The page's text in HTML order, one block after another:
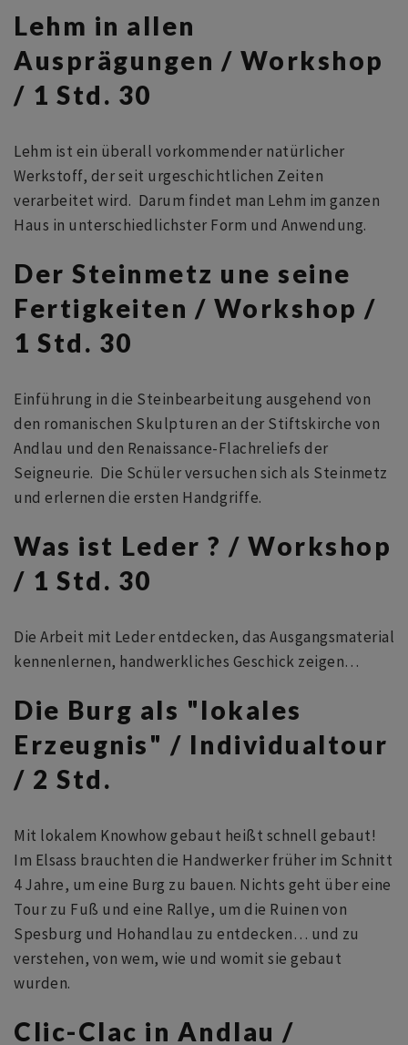
Lehm in allen
Ausprägungen / Workshop
/ 1 Std. 30
Lehm ist ein überall vorkommender natürlicher
Werkstoff, der seit urgeschichtlichen Zeiten
verarbeitet wird. Darum findet man Lehm im ganzen
Haus in unterschiedlichster Form und Anwendung.
Der Steinmetz une seine
Fertigkeiten / Workshop /
1 Std. 30
Einführung in die Steinbearbeitung ausgehend von
den romanischen Skulpturen an der Stiftskirche von
Andlau und den Renaissance-Flachreliefs der
Seigneurie. Die Schüler versuchen sich als Steinmetz
und erlernen die ersten Handgriffe.
Was ist Leder ? / Workshop
/ 1 Std. 30
Die Arbeit mit Leder entdecken, das Ausgangsmaterial
kennenlernen, handwerkliches Geschick zeigen…
Die Burg als "lokales
Erzeugnis" / Individualtour
/ 2 Std.
Mit lokalem Knowhow gebaut heißt schnell gebaut!
Im Elsass brauchten die Handwerker früher im Schnitt
4 Jahre, um eine Burg zu bauen. Nichts geht über eine
Tour zu Fuß und eine Rallye, um die Ruinen von
Spesburg und Hohandlau zu entdecken… und zu
verstehen, von wem, wie und womit sie gebaut
wurden.
Clic-Clac in Andlau /